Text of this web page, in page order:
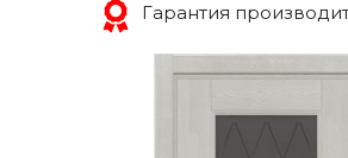
Гарантия